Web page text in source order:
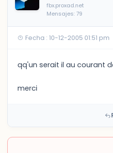
fbx.proxad.net
Mensajes: 79
Fecha : 10-12-2005 01:51 pm
qq'un serait il au courant
merci